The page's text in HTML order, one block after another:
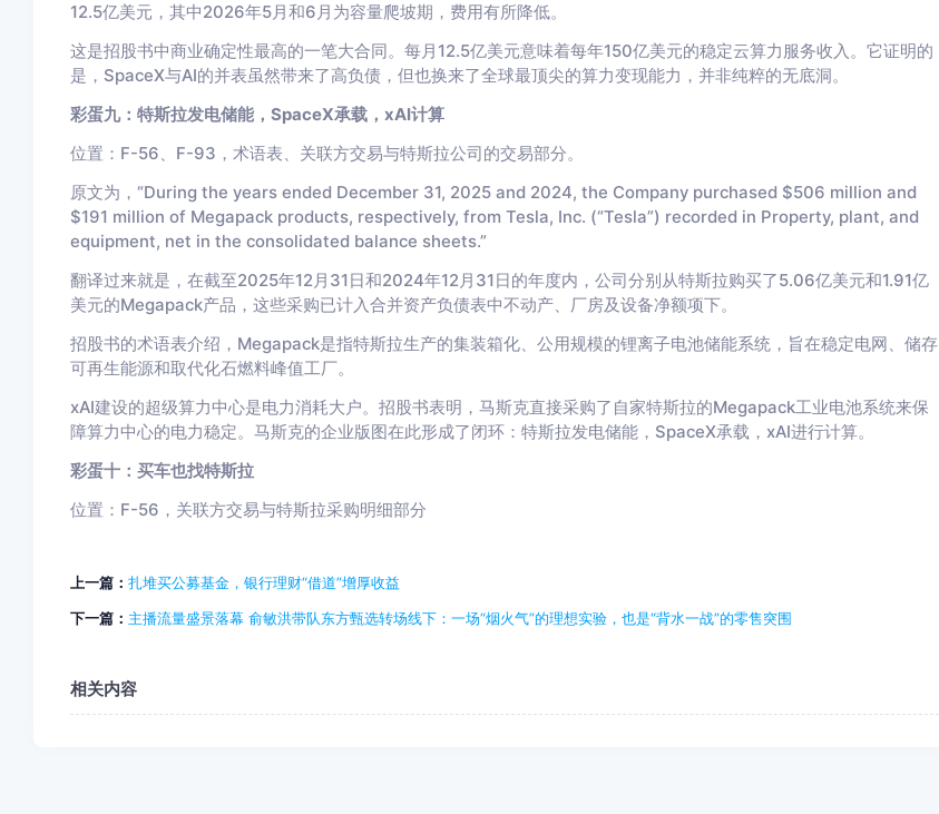
12.5亿美元，其中2026年5月和6月为容量爬坡期，费用有所降低。
这是招股书中商业确定性最高的一笔大合同。每月12.5亿美元意味着每年150亿美元的稳定云算力服务收入。它证明的
是，SpaceX与AI的并表虽然带来了高负债，但也换来了全球最顶尖的算力变现能力，并非纯粹的无底洞。
彩蛋九：特斯拉发电储能，SpaceX承载，xAI计算
位置：F-56、F-93，术语表、关联方交易与特斯拉公司的交易部分。
原文为，“During the years ended December 31, 2025 and 2024, the Company purchased $506 million and
$191 million of Megapack products, respectively, from Tesla, Inc. (“Tesla”) recorded in Property, plant, and
equipment, net in the consolidated balance sheets.”
翻译过来就是，在截至2025年12月31日和2024年12月31日的年度内，公司分别从特斯拉购买了5.06亿美元和1.91亿
美元的Megapack产品，这些采购已计入合并资产负债表中不动产、厂房及设备净额项下。
招股书的术语表介绍，Megapack是指特斯拉生产的集装箱化、公用规模的锂离子电池储能系统，旨在稳定电网、储存
可再生能源和取代化石燃料峰值工厂。
xAI建设的超级算力中心是电力消耗大户。招股书表明，马斯克直接采购了自家特斯拉的Megapack工业电池系统来保
障算力中心的电力稳定。马斯克的企业版图在此形成了闭环：特斯拉发电储能，SpaceX承载，xAI进行计算。
彩蛋十：买车也找特斯拉
位置：F-56，关联方交易与特斯拉采购明细部分
上一篇： 扎堆买公募基金，银行理财“借道”增厚收益
下一篇： 主播流量盛景落幕 俞敏洪带队东方甄选转场线下：一场“烟火气”的理想实验，也是“背水一战”的零售突围
相关内容